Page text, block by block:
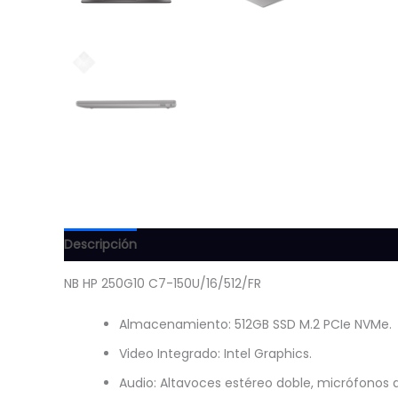
Descripción
NB HP 250G10 C7-150U/16/512/FR
Almacenamiento: 512GB SSD M.2 PCIe NVMe.
Video Integrado: Intel Graphics.
Audio: Altavoces estéreo doble, micrófonos